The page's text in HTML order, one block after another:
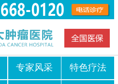
专家风采 特色疗法